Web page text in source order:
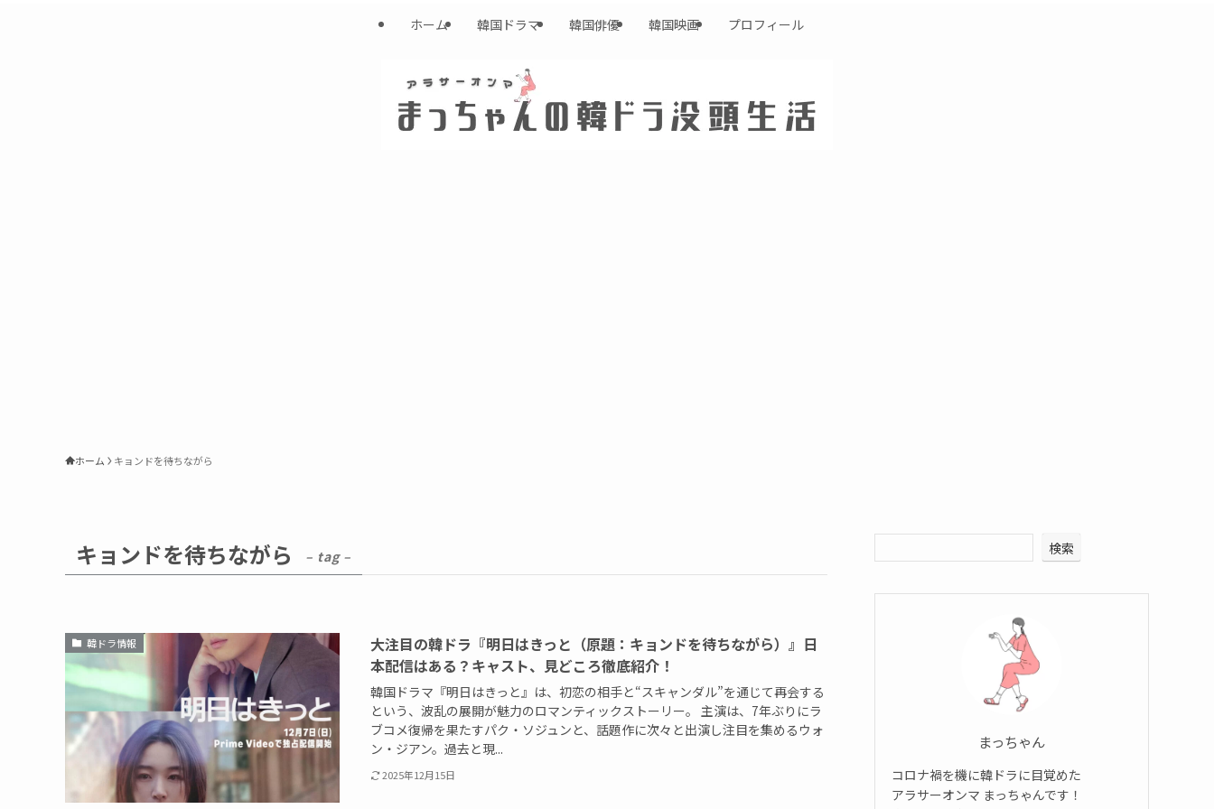
ホーム 韓国ドラマ 韓国俳優 韓国映画 プロフィール
ホーム キョンドを待ちながら
キョンドを待ちながら – tag –
韓ドラ情報
大注目の韓ドラ『明日はきっと（原題：キョンドを待ちながら）』日
本配信はある？キャスト、見どころ徹底紹介！
韓国ドラマ『明日はきっと』は、初恋の相手と“スキャンダル”を通じて再会する
という、波乱の展開が魅力のロマンティックストーリー。 主演は、7年ぶりにラ
ブコメ復帰を果たすパク・ソジュンと、話題作に次々と出演し注目を集めるウォ
ン・ジアン。過去と現...
2025年12月15日
検索
まっちゃん
コロナ禍を機に韓ドラに目覚めた
アラサーオンマ まっちゃんです！